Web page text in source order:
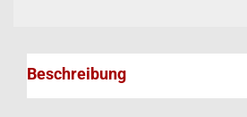
Beschreibung